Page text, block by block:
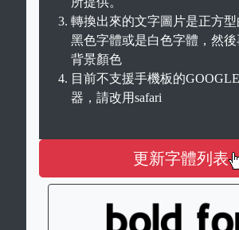
轉換出來的文字圖片是正方
黑色字體或是白色字體，然
背景顏色
目前不支援手機板的
器，請改用safari
更新字體列表